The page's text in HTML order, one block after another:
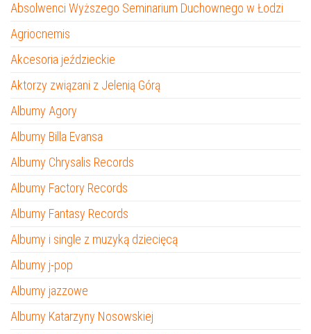
Absolwenci Wyższego Seminarium Duchownego w Łodzi
Agriocnemis
Akcesoria jeździeckie
Aktorzy związani z Jelenią Górą
Albumy Agory
Albumy Billa Evansa
Albumy Chrysalis Records
Albumy Factory Records
Albumy Fantasy Records
Albumy i single z muzyką dziecięcą
Albumy j-pop
Albumy jazzowe
Albumy Katarzyny Nosowskiej